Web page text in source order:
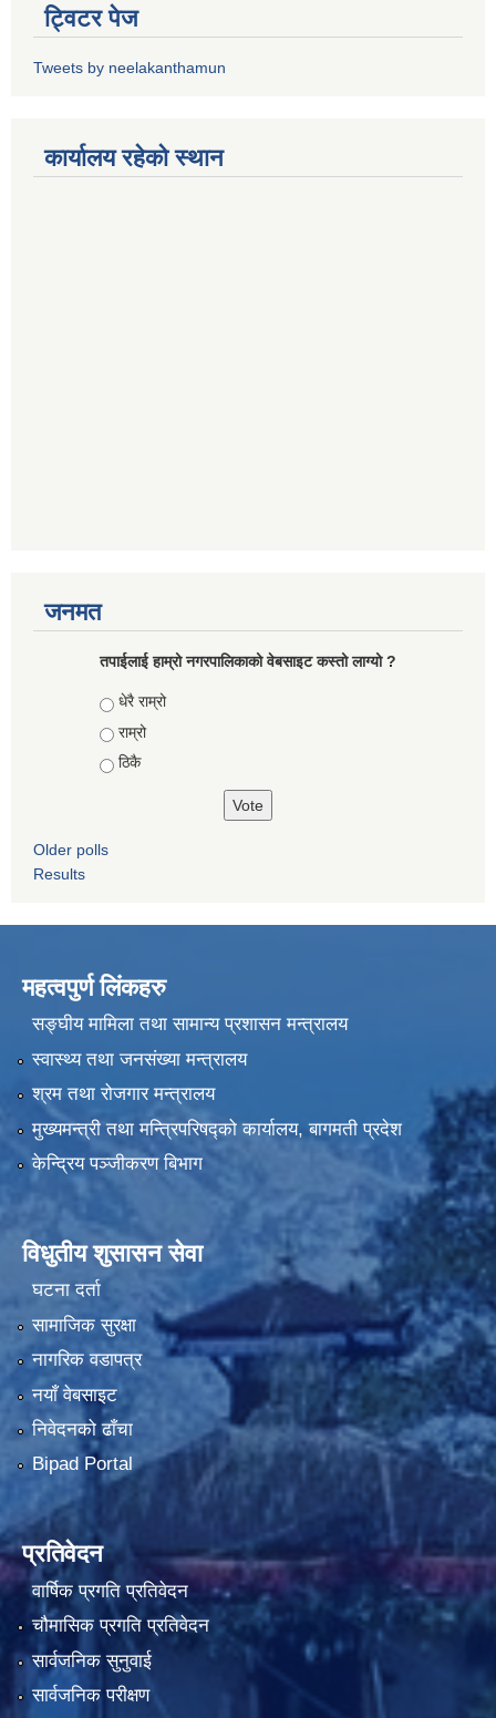
ट्विटर पेज
Tweets by neelakanthamun
कार्यालय रहेको स्थान
जनमत
तपाईलाई हाम्रो नगरपालिकाको वेबसाइट कस्तो लाग्यो ?
Choices
धेरै राम्रो
राम्रो
ठिकै
Older polls
Results
महत्वपुर्ण लिंकहरु
सङ्घीय मामिला तथा सामान्य प्रशासन मन्त्रालय
स्वास्थ्य तथा जनसंख्या मन्त्रालय
श्रम तथा रोजगार मन्त्रालय
मुख्यमन्त्री तथा मन्त्रिपरिषद्को कार्यालय, बागमती प्रदेश
केन्द्रिय पञ्जीकरण बिभाग
विधुतीय शुसासन सेवा
घटना दर्ता
सामाजिक सुरक्षा
नागरिक वडापत्र
नयाँ वेबसाइट
निवेदनको ढाँचा
Bipad Portal
प्रतिवेदन
वार्षिक प्रगति प्रतिवेदन
चौमासिक प्रगति प्रतिवेदन
सार्वजनिक सुनुवाई
सार्वजनिक परीक्षण